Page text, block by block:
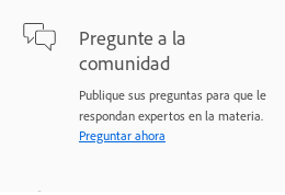
Pregunte a la
comunidad
Publique sus preguntas para que le
respondan expertos en la materia.
Preguntar ahora